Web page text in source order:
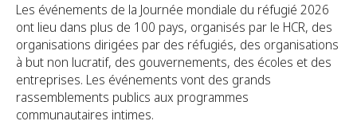
Les événements de la Journée mondiale du réfugié 2026
ont lieu dans plus de 100 pays, organisés par le HCR, des
organisations dirigées par des réfugiés, des organisations
à but non lucratif, des gouvernements, des écoles et des
entreprises. Les événements vont des grands
rassemblements publics aux programmes
communautaires intimes.